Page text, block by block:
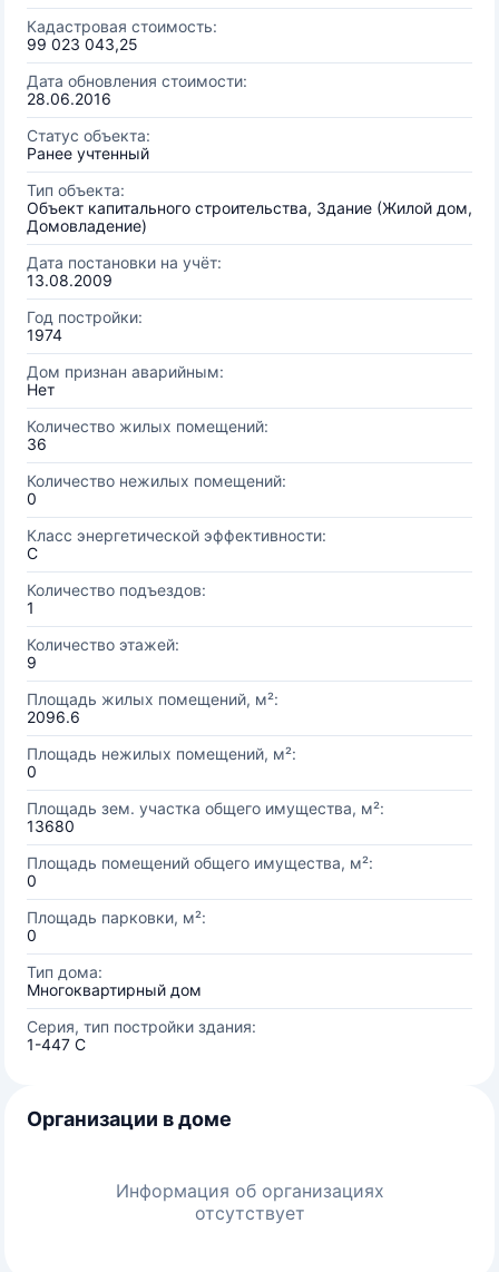
Кадастровая стоимость:
99 023 043,25
Дата обновления стоимости:
28.06.2016
Статус объекта:
Ранее учтенный
Тип объекта:
Объект капитального строительства, Здание (Жилой дом,
Домовладение)
Дата постановки на учёт:
13.08.2009
Год постройки:
1974
Дом признан аварийным:
Нет
Количество жилых помещений:
36
Количество нежилых помещений:
0
Класс энергетической эффективности:
C
Количество подъездов:
1
Количество этажей:
9
Площадь жилых помещений, м²:
2096.6
Площадь нежилых помещений, м²:
0
Площадь зем. участка общего имущества, м²:
13680
Площадь помещений общего имущества, м²:
0
Площадь парковки, м²:
0
Тип дома:
Многоквартирный дом
Серия, тип постройки здания:
1-447 С
Организации в доме
Информация об организациях
отсутствует